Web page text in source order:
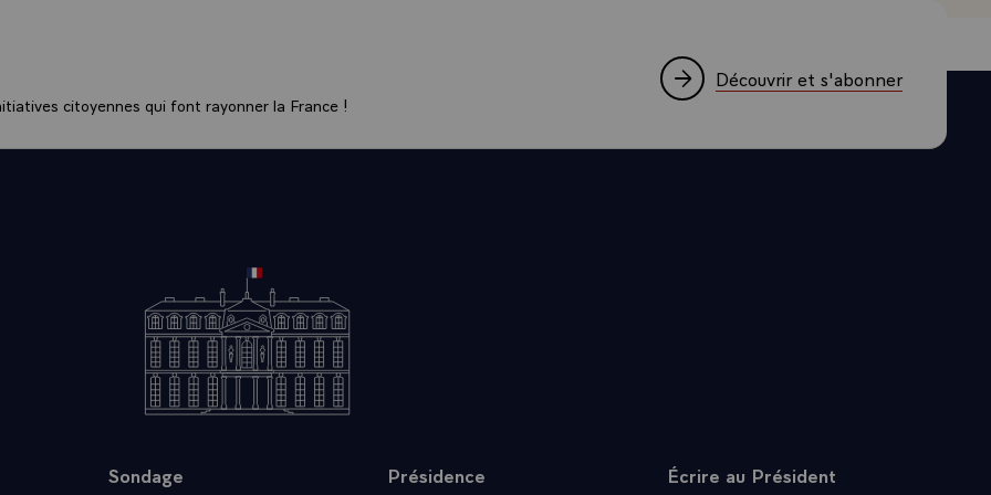
exposition plus ancienne sur les civilisations de l'Indus.
Votre visite historique en Inde en 1998 avait posé les bases de la
ma visite d'Etat à l'occasion des célébrations qui marquèrent le
anniversaire de l'indépendance de l'Inde, que nous avons donné un
nos relations bilatérales, en particulier en mettant en place un dialogue
l'Inde et la France.
relations n'ont cessé de se renforcer. Vous savez que j'ai été le
sur la scène internationale pour que l'Inde, puissance responsable, se
toute sa force, notre partenariat a besoin d'être nourri par des
citoyennes qui font rayonner la France !
Découvrir et s'abonner
Sondage Présidence Écrire au Président